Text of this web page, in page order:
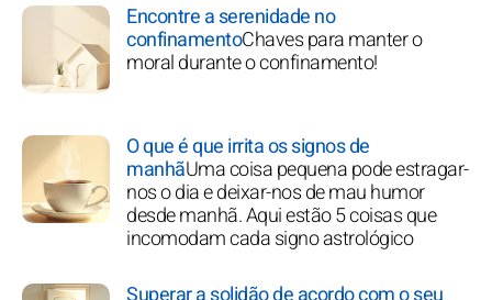
Encontre a serenidade no
confinamentoChaves para manter o
moral durante o confinamento!
O que é que irrita os signos de
manhãUma coisa pequena pode estragar-
nos o dia e deixar-nos de mau humor
desde manhã. Aqui estão 5 coisas que
incomodam cada signo astrológico